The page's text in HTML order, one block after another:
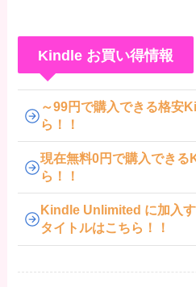
Kindle お買い得情報
～99円で購入できる格安
ら！！
現在無料0円で購入でき
ら！！
Kindle Unlimited に加入
タイトルはこちら！！